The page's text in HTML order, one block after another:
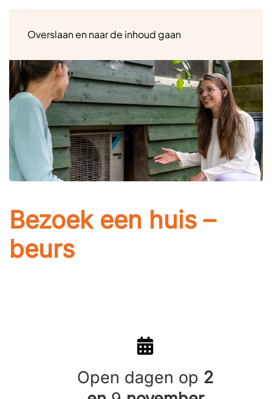
Overslaan en naar de inhoud gaan
Bezoek een huis –
beurs
Open dagen op 2